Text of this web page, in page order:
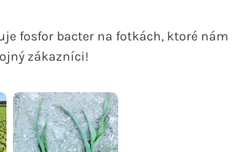
fosfor bacter na fotkách, ktoré nám
zákazníci!